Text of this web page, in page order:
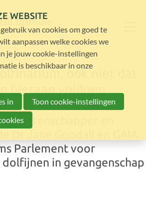
ook niet dat
hieraan voldoen
wetenschapper en
Parlement voor
in gevangenschap
WEBSITE
van cookies om goed te
aanpassen welke cookies we
je jouw cookie-instellingen
is beschikbaar in onze
in
Toon cookie-instellingen